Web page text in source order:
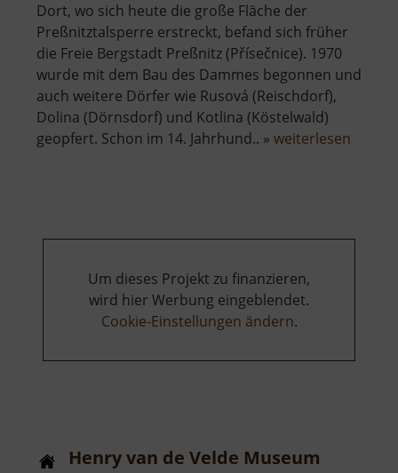
Dort, wo sich heute die große Fläche der
Preßnitztalsperre erstreckt, befand sich früher
die Freie Bergstadt Preßnitz (Přísečnice). 1970
wurde mit dem Bau des Dammes begonnen und
auch weitere Dörfer wie Rusová (Reischdorf),
Dolina (Dörnsdorf) und Kotlina (Köstelwald)
geopfert. Schon im 14. Jahrhund.. » weiterlesen
Um dieses Projekt zu finanzieren,
wird hier Werbung eingeblendet.
Cookie-Einstellungen ändern.
Henry van de Velde Museum